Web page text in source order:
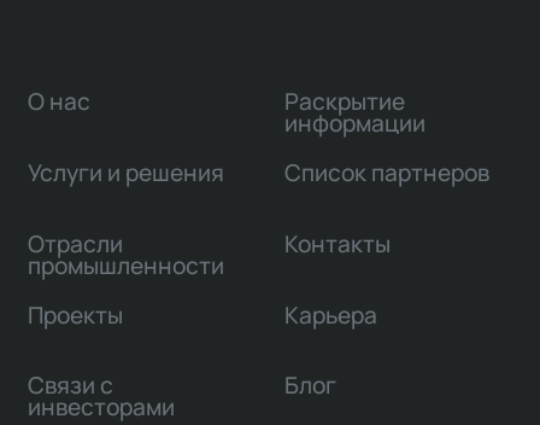
О нас
Услуги и решения
Отрасли
промышленности
Проекты
Связи с
инвесторами
Раскрытие
информации
Список партнеров
Контакты
Карьера
Блог